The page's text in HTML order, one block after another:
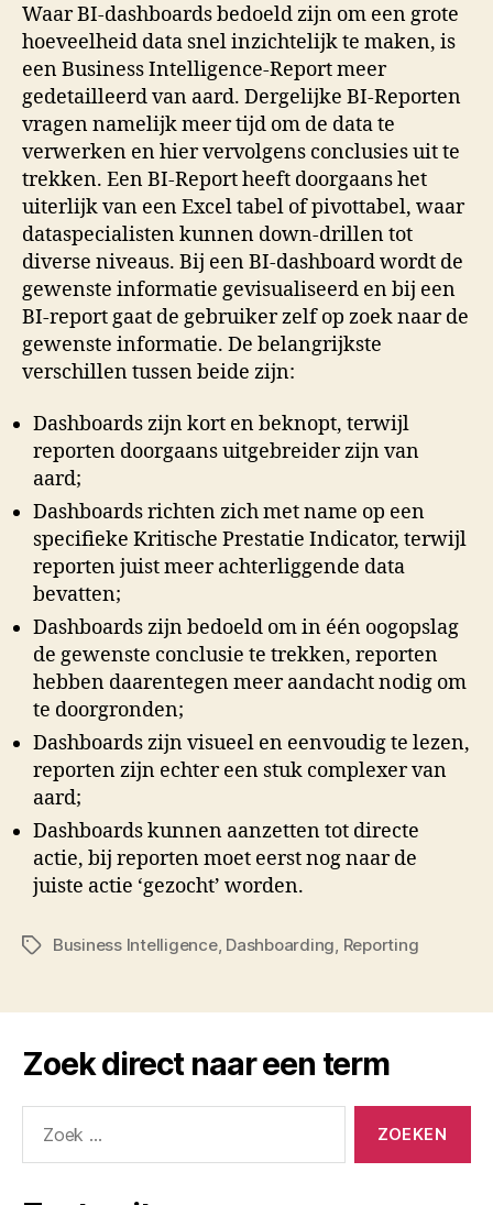
Waar BI-dashboards bedoeld zijn om een grote
hoeveelheid data snel inzichtelijk te maken, is
een Business Intelligence-Report meer
gedetailleerd van aard. Dergelijke BI-Reporten
vragen namelijk meer tijd om de data te
verwerken en hier vervolgens conclusies uit te
trekken. Een BI-Report heeft doorgaans het
uiterlijk van een Excel tabel of pivottabel, waar
dataspecialisten kunnen down-drillen tot
diverse niveaus. Bij een BI-dashboard wordt de
gewenste informatie gevisualiseerd en bij een
BI-report gaat de gebruiker zelf op zoek naar de
gewenste informatie. De belangrijkste
verschillen tussen beide zijn:
Dashboards zijn kort en beknopt, terwijl
reporten doorgaans uitgebreider zijn van
aard;
Dashboards richten zich met name op een
specifieke Kritische Prestatie Indicator, terwijl
reporten juist meer achterliggende data
bevatten;
Dashboards zijn bedoeld om in één oogopslag
de gewenste conclusie te trekken, reporten
hebben daarentegen meer aandacht nodig om
te doorgronden;
Dashboards zijn visueel en eenvoudig te lezen,
reporten zijn echter een stuk complexer van
aard;
Dashboards kunnen aanzetten tot directe
actie, bij reporten moet eerst nog naar de
juiste actie ‘gezocht’ worden.
TagsBusiness Intelligence, Dashboarding, Reporting
Zoek direct naar een term
naar: